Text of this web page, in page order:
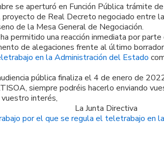
se aperturó en Función Pública trámite
de Real Decreto negociado entre
de la Mesa General de Negociación.
permitido una reacción inmediata por
de alegaciones frente al último
en la Administración del Estado
pública finaliza el 4 de enero de
siempre podréis hacerlo enviando
interés,
La Junta Directiva
por el que se regula el teletrabajo en